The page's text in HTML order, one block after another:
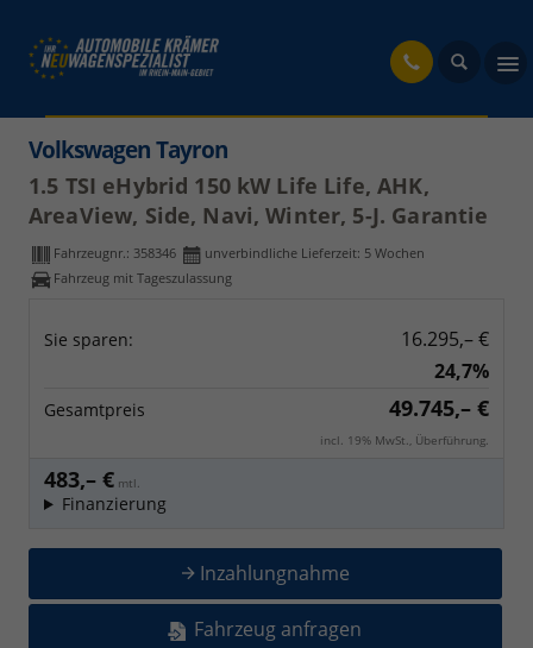
Volkswagen Tayron
1.5 TSI eHybrid 150 kW Life Life, AHK,
AreaView, Side, Navi, Winter, 5-J. Garantie
Fahrzeugnr.: 358346 unverbindliche Lieferzeit: 5 Wochen
Fahrzeug mit Tageszulassung
Sie sparen:
16.295,– €
24,7%
Gesamtpreis 49.745,– €
incl. 19% MwSt., Überführung.
483,– € mtl.
Finanzierung
Inzahlungnahme
Fahrzeug anfragen